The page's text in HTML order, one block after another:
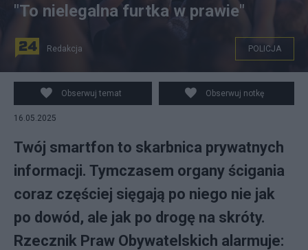
publiczność na koncercie/ PAP
"To nielegalna furtka w prawie"
Redakcja POLICJA
Obserwuj temat Obserwuj notkę
16.05.2025
Twój smartfon to skarbnica prywatnych
informacji. Tymczasem organy ścigania
coraz częściej sięgają po niego nie jak
po dowód, ale jak po drogę na skróty.
Rzecznik Praw Obywatelskich alarmuje: